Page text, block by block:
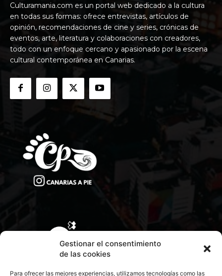
Gestionar el consentimiento
de las cookies
Para ofrecer las mejores experiencias, utilizamos tecnologías como las
Culturamania.com es un portal web dedicado a la cultura
en todas sus formas: ofrece entrevistas, artículos de
opinión, recomendaciones de cine y series, crónicas de
eventos, arte, literatura y colaboraciones con creadores,
todo con un enfoque cercano y apasionado por la escena
cultural contemporánea en Canarias.